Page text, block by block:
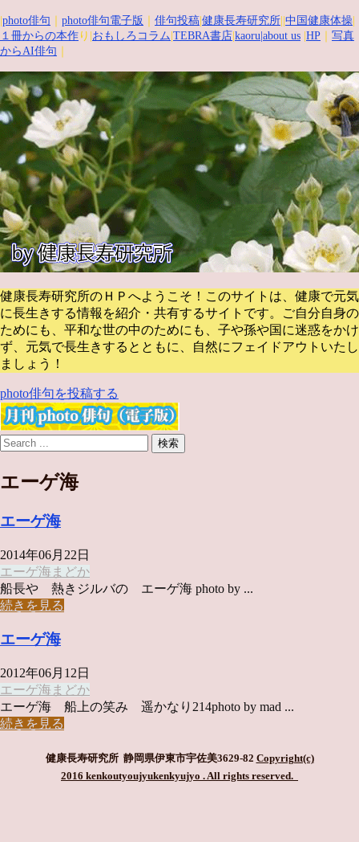
photo俳句 photo俳句電子版 俳句投稿 健康長寿研究所 中国健康体操
１冊からの本作 り| おもしろコラム TEBRA書店 kaoru |about us HP
写真
からAI俳句
健康長寿研究所のＨＰへようこそ！このサイトは、健康で元気
に長生きする情報を紹介・共有するサイトです。
ご自分自身の
ためにも、平和な世の中のためにも、子や孫や国に迷惑をかけ
ず、元気で長生きするとともに、自然にフェイドアウトいたし
ましょう！
photo俳句を投稿する
エーゲ海
エーゲ海
2014年06月22日
エーゲ海 まどか
船長や 熱きジルバの エーゲ海 photo by ...
続きを見る
エーゲ海
2012年06月12日
エーゲ海 まどか
エーゲ海 船上の笑み 遥かなり214photo by mad ...
続きを見る
健康長寿研究所 静岡県伊東市宇佐美3629-82 Copyright(c)
2016 kenkoutyoujyukenkyujyo . All rights reserved.